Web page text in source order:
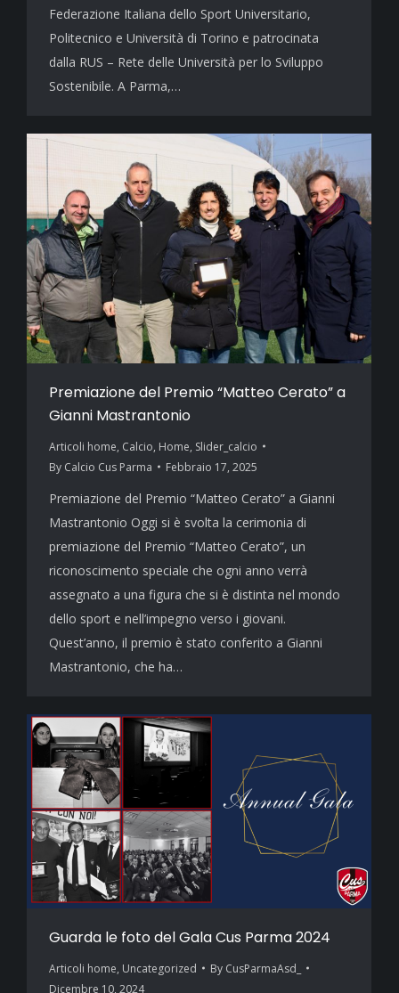
Federazione Italiana dello Sport Universitario,
Politecnico e Università di Torino e patrocinata
dalla RUS – Rete delle Università per lo Sviluppo
Sostenibile. A Parma,…
Premiazione del Premio “Matteo Cerato” a
Gianni Mastrantonio
Articoli home, Calcio, Home, Slider_calcio
By Calcio Cus Parma Febbraio 17, 2025
Premiazione del Premio “Matteo Cerato” a Gianni
Mastrantonio Oggi si è svolta la cerimonia di
premiazione del Premio “Matteo Cerato”, un
riconoscimento speciale che ogni anno verrà
assegnato a una figura che si è distinta nel mondo
dello sport e nell’impegno verso i giovani.
Quest’anno, il premio è stato conferito a Gianni
Mastrantonio, che ha…
Guarda le foto del Gala Cus Parma 2024
Articoli home, Uncategorized By CusParmaAsd_
Dicembre 10, 2024